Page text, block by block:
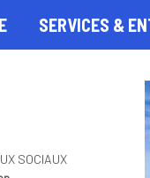
SERVICES &
SOCIAUX